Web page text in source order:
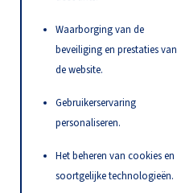
Waarborging van de
beveiliging en prestaties van
de website.
Gebruikerservaring
personaliseren.
Het beheren van cookies en
soortgelijke technologieën.